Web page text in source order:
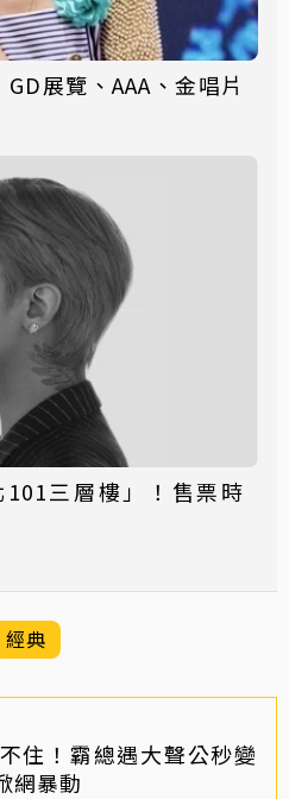
展覽、AAA、金唱片
三層樓」！售票時
經典
住！霸總遇大聲公秒變
網暴動